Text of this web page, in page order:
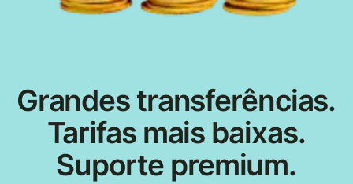
Grandes transferências.
Tarifas mais baixas.
Suporte premium.